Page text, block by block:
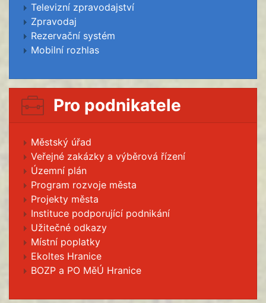
Televizní zpravodajství
Zpravodaj
Rezervační systém
Mobilní rozhlas
Pro podnikatele
Městský úřad
Veřejné zakázky a výběrová řízení
Územní plán
Program rozvoje města
Projekty města
Instituce podporující podnikání
Užitečné odkazy
Místní poplatky
Ekoltes Hranice
BOZP a PO MěÚ Hranice